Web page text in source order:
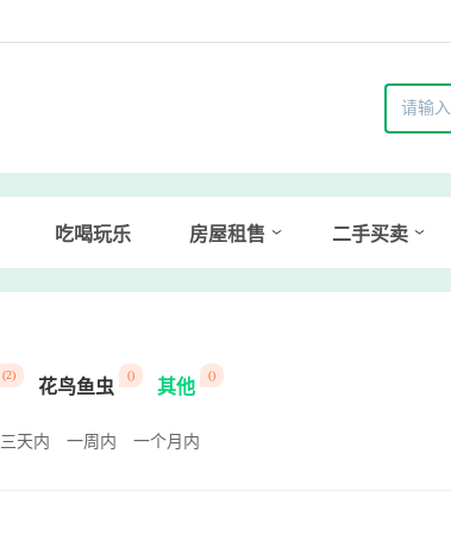
吃喝玩乐 房屋租售 二手买卖
(2)
花鸟鱼虫
()
其他
()
三天内 一周内 一个月内